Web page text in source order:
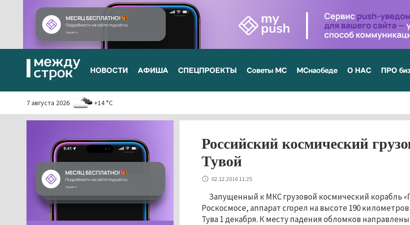
НОВОСТИ АФИША СПЕЦПРОЕКТЫ Советы МС МСнаобеде О НАС ПРО
7 августа 2026 +14 °C
Российский космический
Тувой
02.12.2016 11:25
Запущенный к МКС грузовой космический корабль
Роскосмосе, аппарат сгорел на высоте 190
Тува 1 декабря. К месту падения обломков